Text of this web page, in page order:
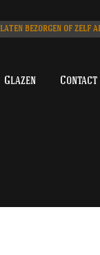
laten bezorgen of zelf
Glazen Contact